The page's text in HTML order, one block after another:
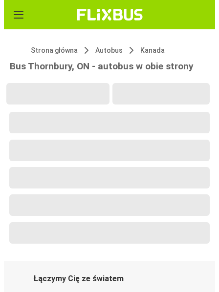
Strona główna Autobus Kanada
Bus Thornbury, ON - autobus w obie strony
Łączymy Cię ze światem